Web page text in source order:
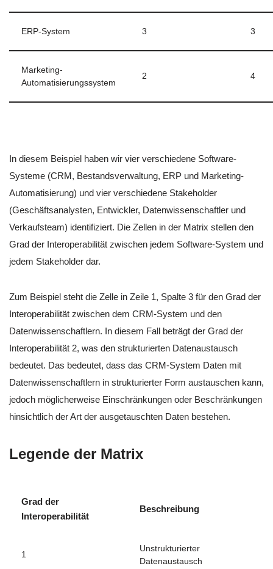
ERP-System 3 3
Marketing-
Automatisierungssystem
2 4
In diesem Beispiel haben wir vier verschiedene Software-
Systeme (CRM, Bestandsverwaltung, ERP und Marketing-
Automatisierung) und vier verschiedene Stakeholder
(Geschäftsanalysten, Entwickler, Datenwissenschaftler und
Verkaufsteam) identifiziert. Die Zellen in der Matrix stellen den
Grad der Interoperabilität zwischen jedem Software-System und
jedem Stakeholder dar.
Zum Beispiel steht die Zelle in Zeile 1, Spalte 3 für den Grad der
Interoperabilität zwischen dem CRM-System und den
Datenwissenschaftlern. In diesem Fall beträgt der Grad der
Interoperabilität 2, was den strukturierten Datenaustausch
bedeutet. Das bedeutet, dass das CRM-System Daten mit
Datenwissenschaftlern in strukturierter Form austauschen kann,
jedoch möglicherweise Einschränkungen oder Beschränkungen
hinsichtlich der Art der ausgetauschten Daten bestehen.
Legende der Matrix
Grad der
Interoperabilität
Beschreibung
1
Unstrukturierter
Datenaustausch